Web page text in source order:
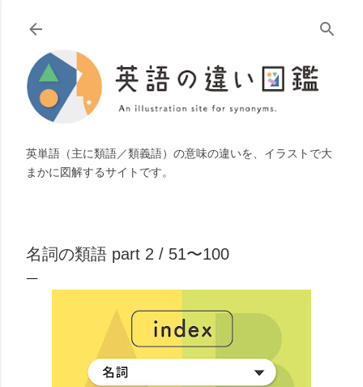
スキップしてメイン コンテンツに移動
英単語（主に類語／類義語）の意味の違いを、イラストで大
まかに図解するサイトです。
名詞の類語 part 2 / 51〜100